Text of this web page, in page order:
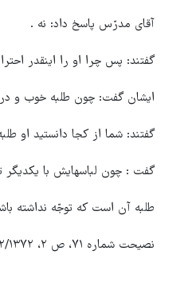
آقای مدرّس پاسخ داد: نه .
گفتند: پس چرا او را اینقدر
ایشان گفت: چون طلبه خوب و
گفتند: شما از کجا دانستید
گفت : چون لباسهایش با یکدیگر
طلبه آن است که توجّه نداشته
نصیحت شماره ۷۱، ص ۲، ۱۶/۱۲/۱۳۷۲.